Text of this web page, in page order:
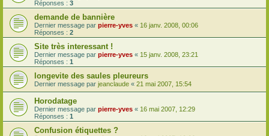
Réponses : 3
demande de bannière
Dernier message par pierre-yves « 16 janv. 2008, 00:06
Réponses : 2
Site très interessant !
Dernier message par pierre-yves « 15 janv. 2008, 23:21
Réponses : 1
longevite des saules pleureurs
Dernier message par jeanclaude « 21 mai 2007, 15:54
Horodatage
Dernier message par pierre-yves « 16 mai 2007, 12:29
Réponses : 1
Confusion étiquettes ?